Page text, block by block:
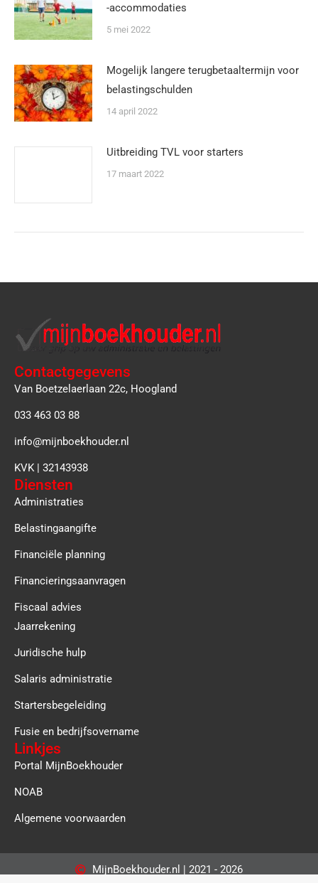
-accommodaties
5 mei 2022
Mogelijk langere terugbetaaltermijn voor
belastingschulden
14 april 2022
Uitbreiding TVL voor starters
17 maart 2022
Contactgegevens
Van Boetzelaerlaan 22c, Hoogland
033 463 03 88
info@mijnboekhouder.nl
KVK | 32143938
Diensten
Administraties
Belastingaangifte
Financiële planning
Financieringsaanvragen
Fiscaal advies
Jaarrekening
Juridische hulp
Salaris administratie
Startersbegeleiding
Fusie en bedrijfsovername
Linkjes
Portal MijnBoekhouder
NOAB
Algemene voorwaarden
MijnBoekhouder.nl | 2021 - 2026